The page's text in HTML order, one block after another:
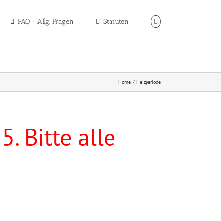
FAQ – Allg. Fragen Statuten
Home Heizperiode
Bitte alle